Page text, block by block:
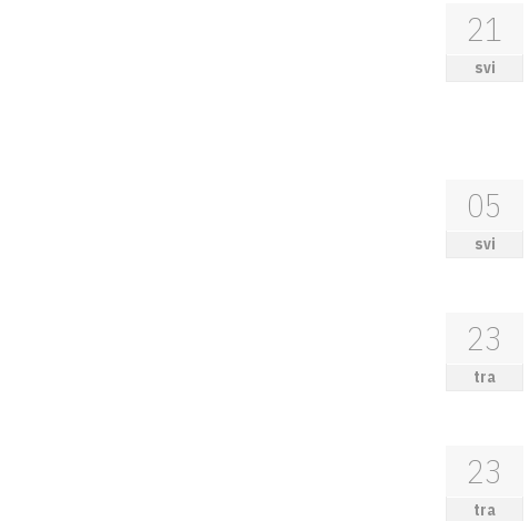
21
svi
05
svi
23
tra
23
tra